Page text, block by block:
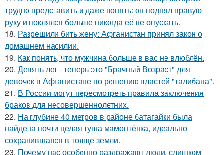
трудно представить и даже понять: он поднял правую
руку и поклялся больше никогда её не опускать.
18. Разрешили бить жену: Афганистан принял закон о
домашнем насилии.
19. Как понять, что мужчина больше в вас не влюблён.
20. Девять лет - теперь это "Брачный Возраст" для
девочек в Афганистане по решению властей "талибана".
21. В России могут пересмотреть правила заключения
браков для несовершеннолетних.
22. На глубине 40 метров в районе батагайки была
найдена почти целая туша мамонтёнка, идеально
сохранившаяся в толще земли.
23. Почему нас особенно раздражают люди, слишком